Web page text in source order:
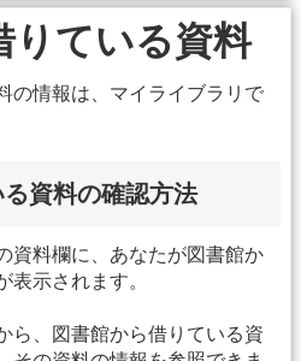
りている資料
の情報は、マイライブラリで
資料の確認方法
資料欄に、あなたが図書館か
表示されます。
ら、図書館から借りている資